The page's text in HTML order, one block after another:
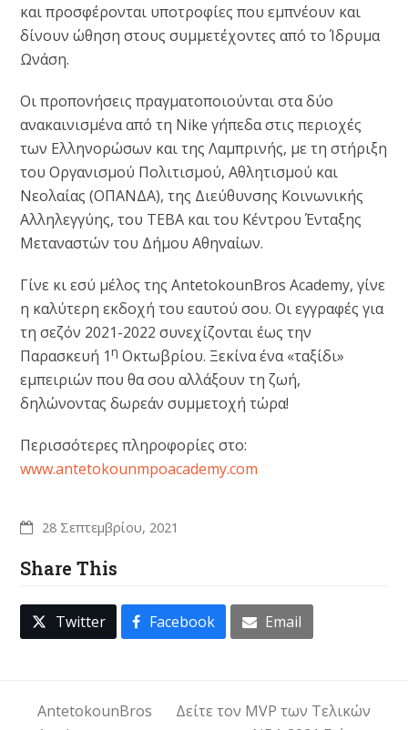
και προσφέρονται υποτροφίες που εμπνέουν και
δίνουν ώθηση στους συμμετέχοντες από το Ίδρυμα
Ωνάση.
Οι προπονήσεις πραγματοποιούνται στα δύο
ανακαινισμένα από τη Nike γήπεδα στις περιοχές
των Ελληνορώσων και της Λαμπρινής, με τη στήριξη
του Οργανισμού Πολιτισμού, Αθλητισμού και
Νεολαίας (ΟΠΑΝΔΑ), της Διεύθυνσης Κοινωνικής
Αλληλεγγύης, του ΤΕΒΑ και του Κέντρου Ένταξης
Μεταναστών του Δήμου Αθηναίων.
Γίνε κι εσύ μέλος της AntetokounBros Academy, γίνε
η καλύτερη εκδοχή του εαυτού σου. Οι εγγραφές για
τη σεζόν 2021-2022 συνεχίζονται έως την
Παρασκευή 1η Οκτωβρίου. Ξεκίνα ένα «ταξίδι»
εμπειριών που θα σου αλλάξουν τη ζωή,
δηλώνοντας δωρεάν συμμετοχή τώρα!
Περισσότερες πληροφορίες στο:
www.antetokounmpoacademy.com
28 Σεπτεμβρίου, 2021
Share This
Twitter Facebook Email
AntetokounBros
Δείτε τον MVP των Τελικών